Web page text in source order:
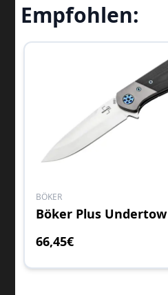
Empfohlen:
BÖKER
Böker Plus Undertow
66,45€